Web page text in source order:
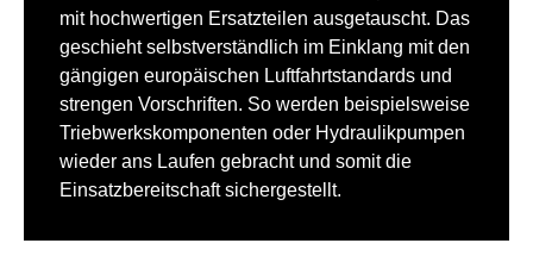
mit hochwertigen Ersatzteilen ausgetauscht. Das
geschieht selbstverständlich im Einklang mit den
gängigen europäischen Luftfahrtstandards und
strengen Vorschriften. So werden beispielsweise
Triebwerkskomponenten oder Hydraulikpumpen
wieder ans Laufen gebracht und somit die
Einsatzbereitschaft sichergestellt.